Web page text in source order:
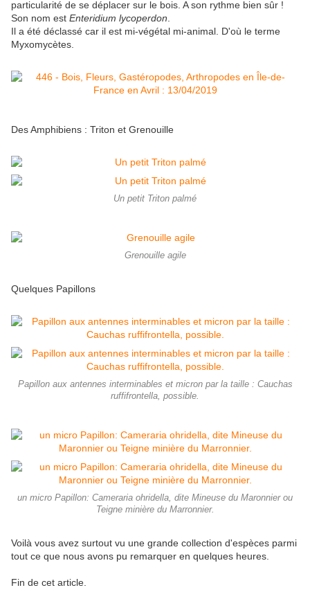
particularité de se déplacer sur le bois. A son rythme bien sûr !
Son nom est Enteridium lycoperdon
Il a été déclassé car il est mi-végétal mi-animal. D'où le terme
Myxomycètes.
Des Amphibiens : Triton et Grenouille
Un petit Triton palmé
Grenouille agile
Quelques Papillons
Papillon aux antennes interminables et micron par la taille : Cauchas
ruffifrontella, possible.
un micro Papillon: Cameraria ohridella, dite Mineuse du Maronnier ou
Teigne minière du Marronnier.
Voilà vous avez surtout vu une grande collection d'espèces parmi
tout ce que nous avons pu remarquer en quelques heures.
Fin de cet article.